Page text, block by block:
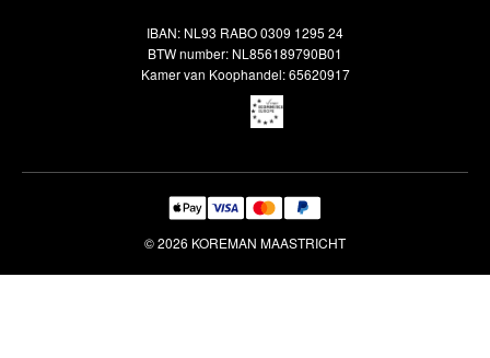
Veelgestelde vragen
IBAN: NL93 RABO 0309 1295 24
BTW number: NL856189790B01
Kamer van Koophandel: 65620917
© 2026 KOREMAN MAASTRICHT